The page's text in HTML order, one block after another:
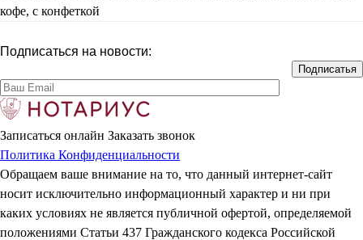
кофе, с конфеткой
Подписаться на новости:
Записаться онлайн Заказать звонок
Политика Конфиденциальности
Обращаем ваше внимание на то, что данный интернет-сайт
носит исключительно информационный характер и ни при
каких условиях не является публичной офертой, определяемой
положениями Статьи 437 Гражданского кодекса Российской